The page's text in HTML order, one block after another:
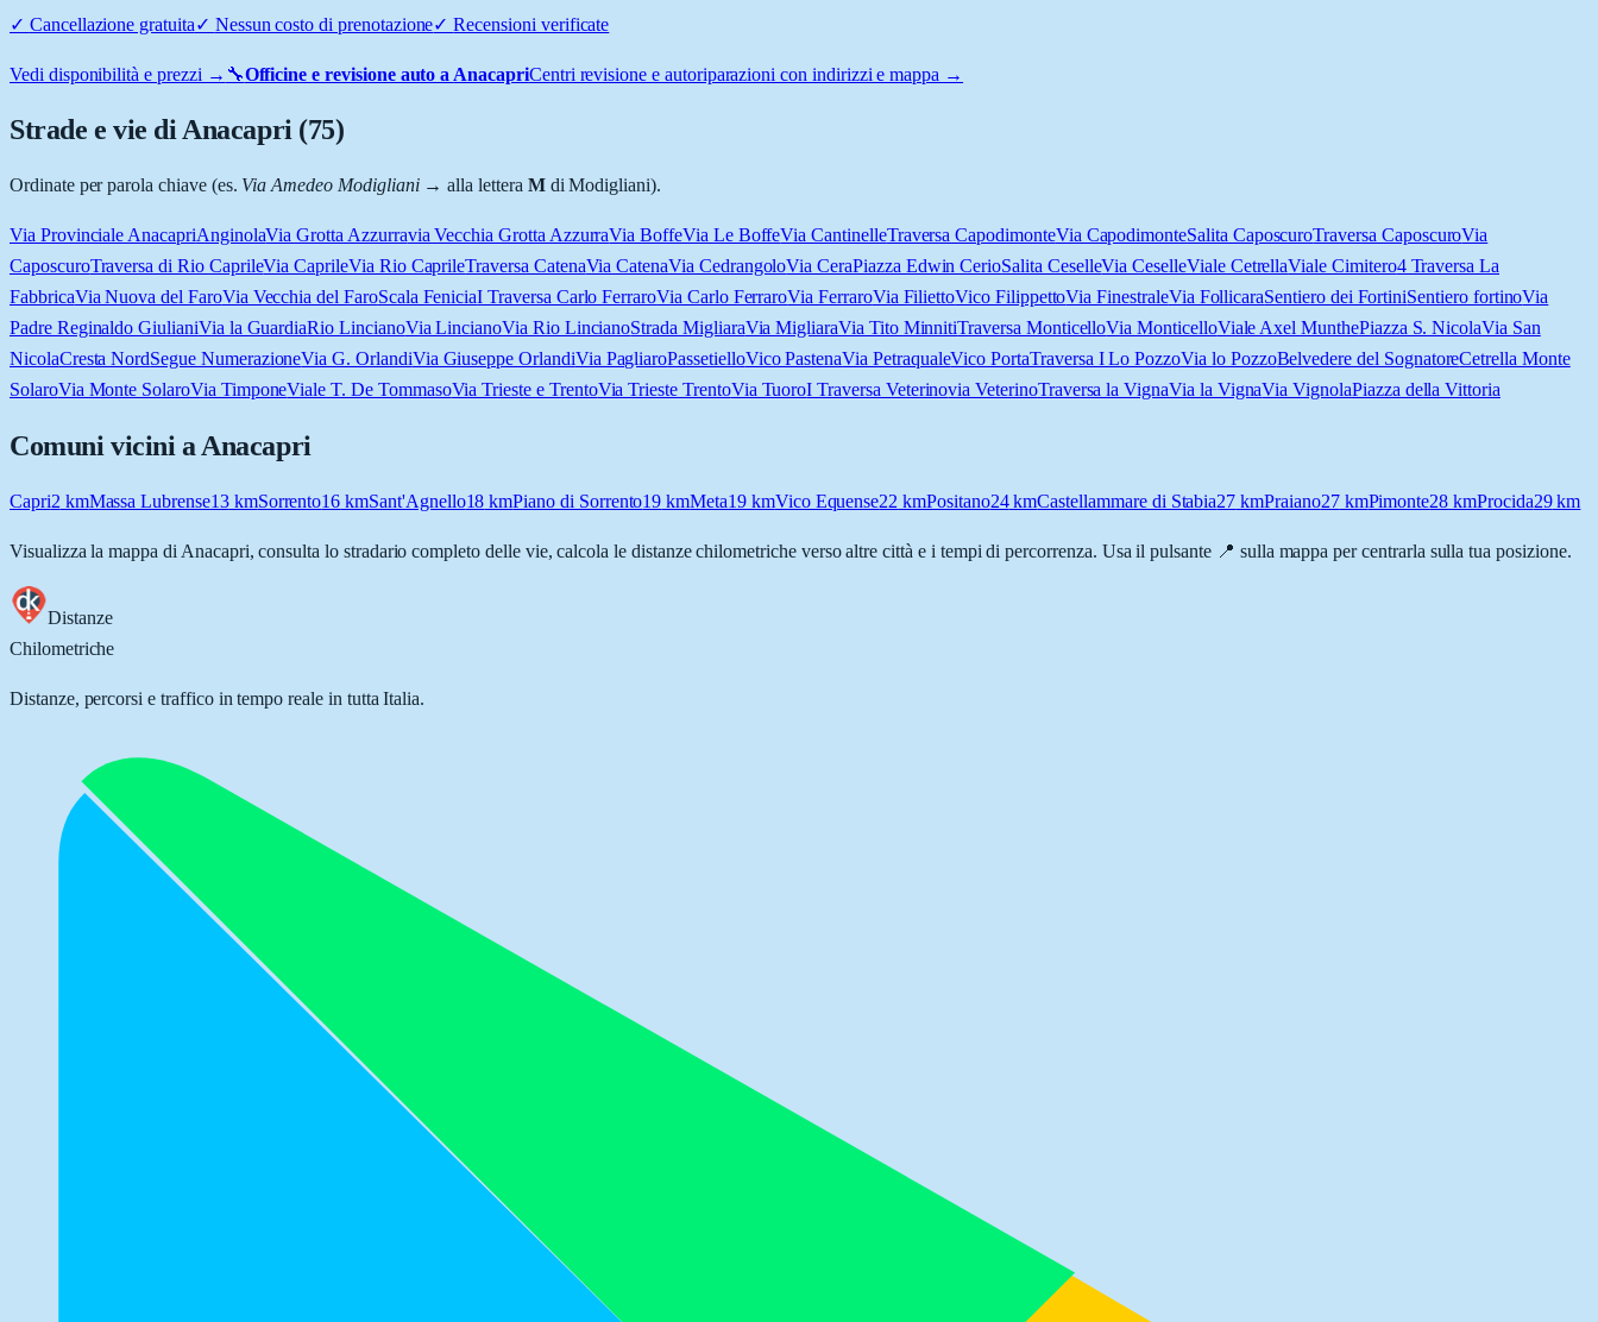
✓ Cancellazione gratuita✓ Nessun costo di prenotazione✓Recensioni verificate
Vedi disponibilità e prezzi → 🔧Officine e revisione auto a AnacapriCentri revisione e autoriparazioni con indirizzi e mappa →
Strade e vie diAnacapri (75)
Ordinate per parola chiave (es. Via Amedeo Modigliani→ alla lettera Mdi Modigliani).
Via Provinciale AnacapriAnginolaVia Grotta Azzurravia Vecchia Grotta AzzurraVia BoffeVia Le BoffeVia CantinelleTraversa CapodimonteVia CapodimonteSalita CaposcuroTraversa CaposcuroVia
CaposcuroTraversa di Rio CaprileVia CaprileVia Rio CaprileTraversa CatenaVia CatenaVia CedrangoloVia CeraPiazza Edwin CerioSalita CeselleVia CeselleViale CetrellaViale Cimitero4 Traversa La
FabbricaVia Nuova del FaroVia Vecchia del FaroScala FeniciaI Traversa Carlo FerraroVia Carlo FerraroVia FerraroVia FiliettoVico FilippettoVia FinestraleVia FollicaraSentiero dei FortiniSentiero fortinoVia
Padre Reginaldo GiulianiVia la GuardiaRio LincianoVia LincianoVia Rio LincianoStrada MigliaraVia MigliaraVia Tito MinnitiTraversa MonticelloVia MonticelloViale Axel MunthePiazza S. NicolaVia San
NicolaCresta NordSegue NumerazioneVia G. OrlandiVia Giuseppe OrlandiVia PagliaroPassetielloVico PastenaVia PetraqualeVico PortaTraversa I Lo PozzoVia lo PozzoBelvedere del SognatoreCetrella Monte
SolaroVia Monte SolaroVia TimponeViale T. De TommasoVia Trieste e TrentoVia Trieste TrentoVia TuoroI Traversa Veterinovia VeterinoTraversa la VignaVia la VignaVia VignolaPiazza della Vittoria
Comuni vicini aAnacapri
Capri2 kmMassa Lubrense13kmSorrento16 kmSant'Agnello18 kmPiano di Sorrento19 kmMeta19kmVico Equense22 kmPositano24kmCastellammare di Stabia27 kmPraiano27kmPimonte28 kmProcida29km
Visualizza la mappa di Anacapri, consulta lo stradario completo delle vie, calcola le distanze chilometriche verso altre città e i tempi di percorrenza. Usa il pulsante 📍 sulla mappa per centrarla sulla tua posizione.
Distanze
Chilometriche
Distanze, percorsi e traffico in tempo reale in tutta Italia.